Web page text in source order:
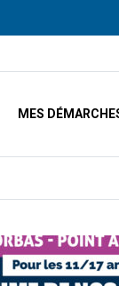
MES